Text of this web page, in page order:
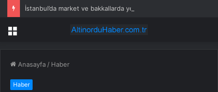
Menü
Anasayfa / Haber
Haber